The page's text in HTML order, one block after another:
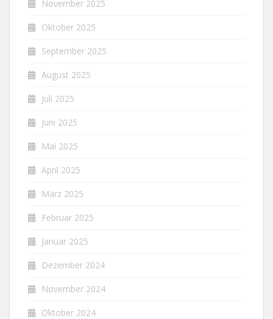
November 2025
Oktober 2025
September 2025
August 2025
Juli 2025
Juni 2025
Mai 2025
April 2025
März 2025
Februar 2025
Januar 2025
Dezember 2024
November 2024
Oktober 2024